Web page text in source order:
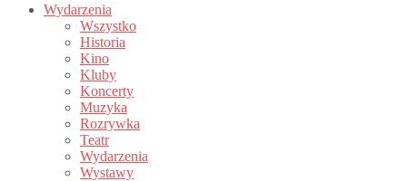
Wydarzenia
Wszystko
Historia
Kino
Kluby
Koncerty
Muzyka
Rozrywka
Teatr
Wydarzenia
Wystawy